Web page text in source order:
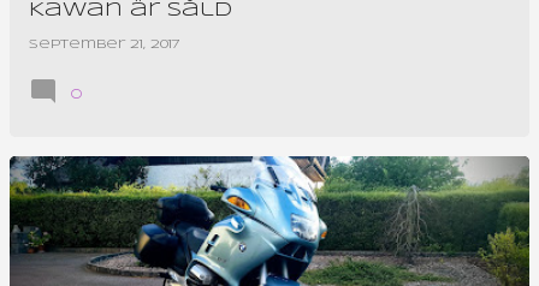
Kawan är såld
september 21, 2017
0